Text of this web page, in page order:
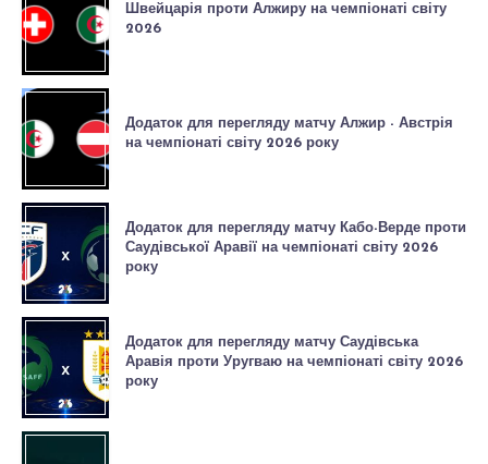
Швейцарія проти Алжиру на чемпіонаті світу
2026
Додаток для перегляду матчу Алжир - Австрія
на чемпіонаті світу 2026 року
Додаток для перегляду матчу Кабо-Верде проти
Саудівської Аравії на чемпіонаті світу 2026
року
Додаток для перегляду матчу Саудівська
Аравія проти Уругваю на чемпіонаті світу 2026
року